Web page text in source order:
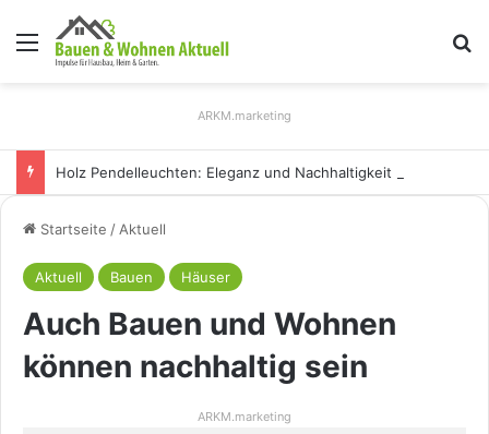
Menü
ARKM.marketing
Startseite / Aktuell
Aktuell Bauen Häuser
Auch Bauen und Wohnen
können nachhaltig sein
ARKM.marketing